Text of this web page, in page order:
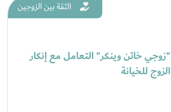
الثقة بين الزوجين
"زوجي خائن وينكر" التعامل مع إنكار
الزوج للخيانة